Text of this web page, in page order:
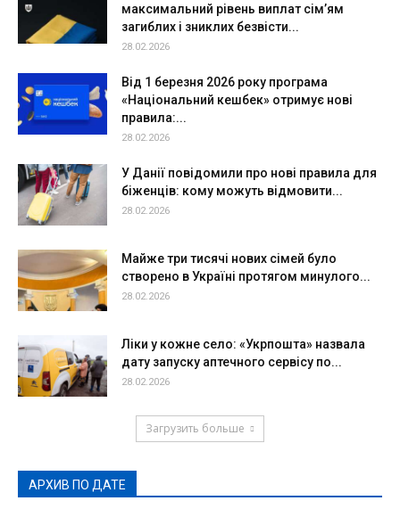
максимальний рівень виплат сім’ям
загиблих і зниклих безвісти...
28.02.2026
Від 1 березня 2026 року програма
«Національний кешбек» отримує нові
правила:...
28.02.2026
У Данії повідомили про нові правила для
біженців: кому можуть відмовити...
28.02.2026
Майже три тисячі нових сімей було
створено в Україні протягом минулого...
28.02.2026
Ліки у кожне село: «Укрпошта» назвала
дату запуску аптечного сервісу по...
28.02.2026
Загрузить больше
АРХИВ ПО ДАТЕ